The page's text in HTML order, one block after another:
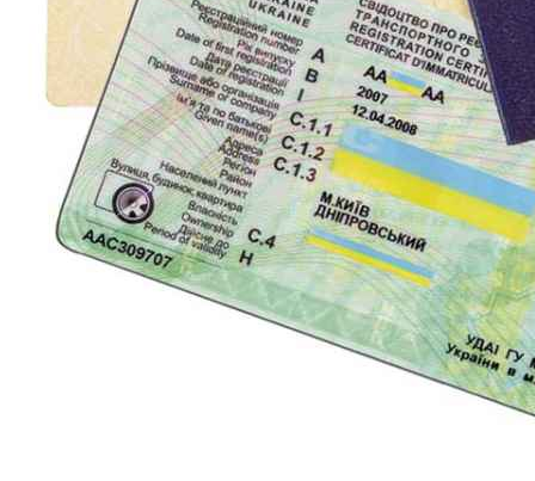
Контакти
Навчальні програми
Дошкільна освіта
Загальна освіта
Для абітурієнтів
Уроки
Українська жестова мова
Географія
Правознавство
Я досліджую світ
Реєстр перекладачів жестової мови Українського
товариства глухих
Підготовка перекладачів